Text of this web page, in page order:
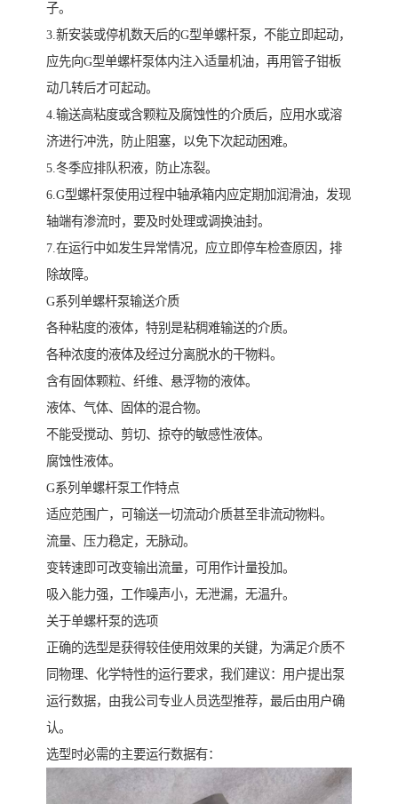
子。
3.新安装或停机数天后的G型单螺杆泵，不能立即起动，
应先向G型单螺杆泵体内注入适量机油，再用管子钳板
动几转后才可起动。
4.输送高粘度或含颗粒及腐蚀性的介质后，应用水或溶
济进行冲洗，防止阻塞，以免下次起动困难。
5.冬季应排队积液，防止冻裂。
6.G型螺杆泵使用过程中轴承箱内应定期加润滑油，发现
轴端有渗流时，要及时处理或调换油封。
7.在运行中如发生异常情况，应立即停车检查原因，排
除故障。
G系列单螺杆泵输送介质
各种粘度的液体，特别是粘稠难输送的介质。
各种浓度的液体及经过分离脱水的干物料。
含有固体颗粒、纤维、悬浮物的液体。
液体、气体、固体的混合物。
不能受搅动、剪切、掠夺的敏感性液体。
腐蚀性液体。
G系列单螺杆泵工作特点
适应范围广，可输送一切流动介质甚至非流动物料。
流量、压力稳定，无脉动。
变转速即可改变输出流量，可用作计量投加。
吸入能力强，工作噪声小，无泄漏，无温升。
关于单螺杆泵的选项
正确的选型是获得较佳使用效果的关键，为满足介质不
同物理、化学特性的运行要求，我们建议：用户提出泵
运行数据，由我公司专业人员选型推荐，最后由用户确
认。
选型时必需的主要运行数据有：